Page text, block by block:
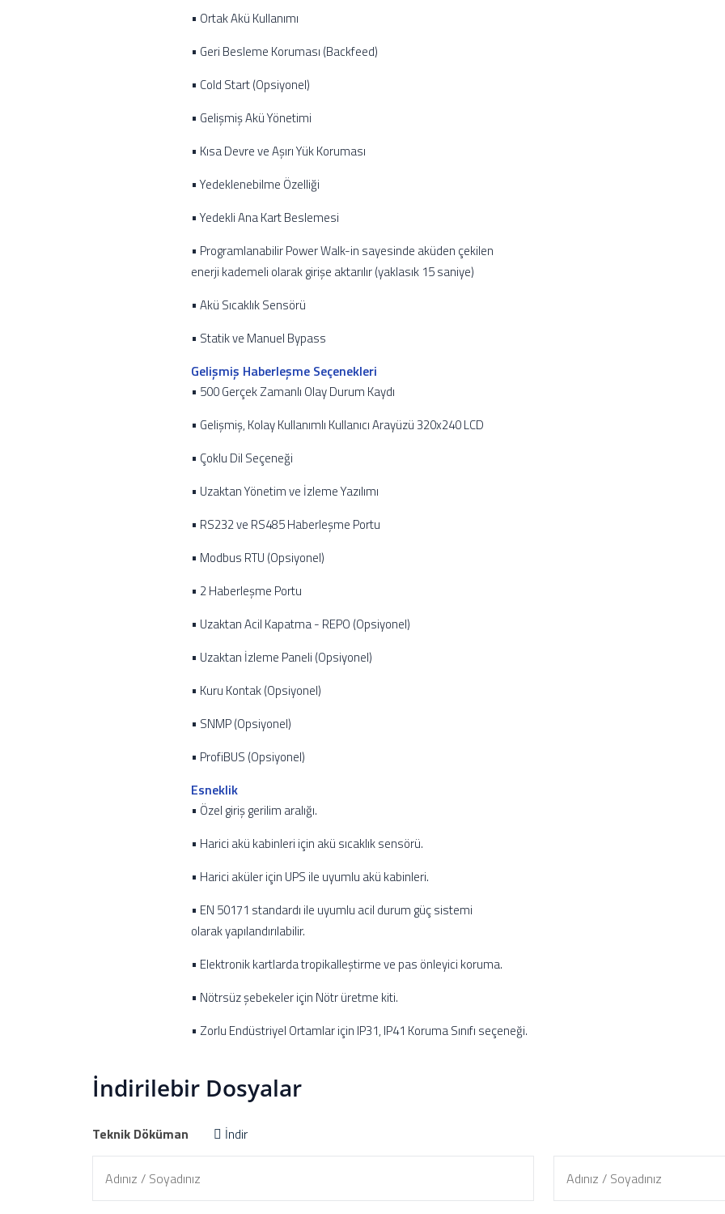
• Ortak Akü Kullanımı
• Geri Besleme Koruması (Backfeed)
• Cold Start (Opsiyonel)
• Gelişmiş Akü Yönetimi
• Kısa Devre ve Aşırı Yük Koruması
• Yedeklenebilme Özelliği
• Yedekli Ana Kart Beslemesi
• Programlanabilir Power Walk-in sayesinde aküden çekilen
enerji kademeli olarak girişe aktarılır (yaklasık 15 saniye)
• Akü Sıcaklık Sensörü
• Statik ve Manuel Bypass
Gelişmiş Haberleşme Seçenekleri
• 500 Gerçek Zamanlı Olay Durum Kaydı
• Gelişmiş, Kolay Kullanımlı Kullanıcı Arayüzü 320x240 LCD
• Çoklu Dil Seçeneği
• Uzaktan Yönetim ve İzleme Yazılımı
• RS232 ve RS485 Haberleşme Portu
• Modbus RTU (Opsiyonel)
• 2 Haberleşme Portu
• Uzaktan Acil Kapatma - REPO (Opsiyonel)
• Uzaktan İzleme Paneli (Opsiyonel)
• Kuru Kontak (Opsiyonel)
• SNMP (Opsiyonel)
• ProfiBUS (Opsiyonel)
Esneklik
• Özel giriş gerilim aralığı.
• Harici akü kabinleri için akü sıcaklık sensörü.
• Harici aküler için UPS ile uyumlu akü kabinleri.
• EN 50171 standardı ile uyumlu acil durum güç sistemi
olarak yapılandırılabilir.
• Elektronik kartlarda tropikalleştirme ve pas önleyici koruma.
• Nötrsüz şebekeler için Nötr üretme kiti.
• Zorlu Endüstriyel Ortamlar için IP31, IP41 Koruma Sınıfı seçeneği.
İndirilebir Dosyalar
Teknik Döküman İndir